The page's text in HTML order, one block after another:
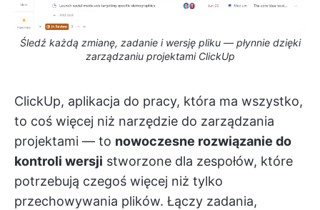
Śledź każdą zmianę, zadanie i wersję pliku — płynnie dzięki
zarządzaniu projektami ClickUp
ClickUp, aplikacja do pracy, która ma wszystko,
to coś więcej niż narzędzie do zarządzania
projektami — to nowoczesne rozwiązanie do
kontroli wersji stworzone dla zespołów, które
potrzebują czegoś więcej niż tylko
przechowywania plików. Łączy zadania,